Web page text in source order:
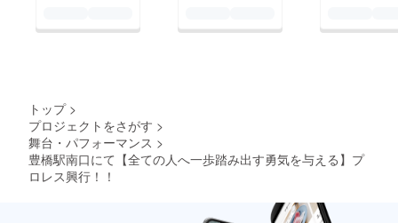
トップ >
プロジェクトをさがす >
舞台・パフォーマンス >
豊橋駅南口にて【全ての人へ一歩踏み出す勇気を与える】プ
ロレス興行！！